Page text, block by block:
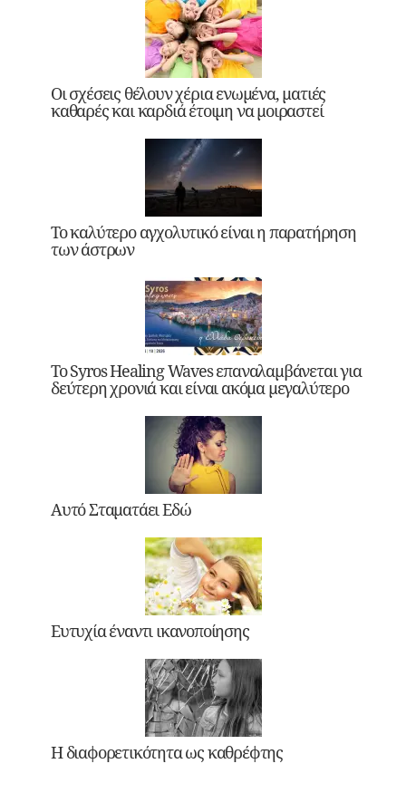
Οι σχέσεις θέλουν χέρια ενωμένα, ματιές
καθαρές και καρδιά έτοιμη να μοιραστεί
Το καλύτερο αγχολυτικό είναι η παρατήρηση
των άστρων
Το Syros Healing Waves επαναλαμβάνεται για
δεύτερη χρονιά και είναι ακόμα μεγαλύτερο
Αυτό Σταματάει Εδώ
Ευτυχία έναντι ικανοποίησης
Η διαφορετικότητα ως καθρέφτης